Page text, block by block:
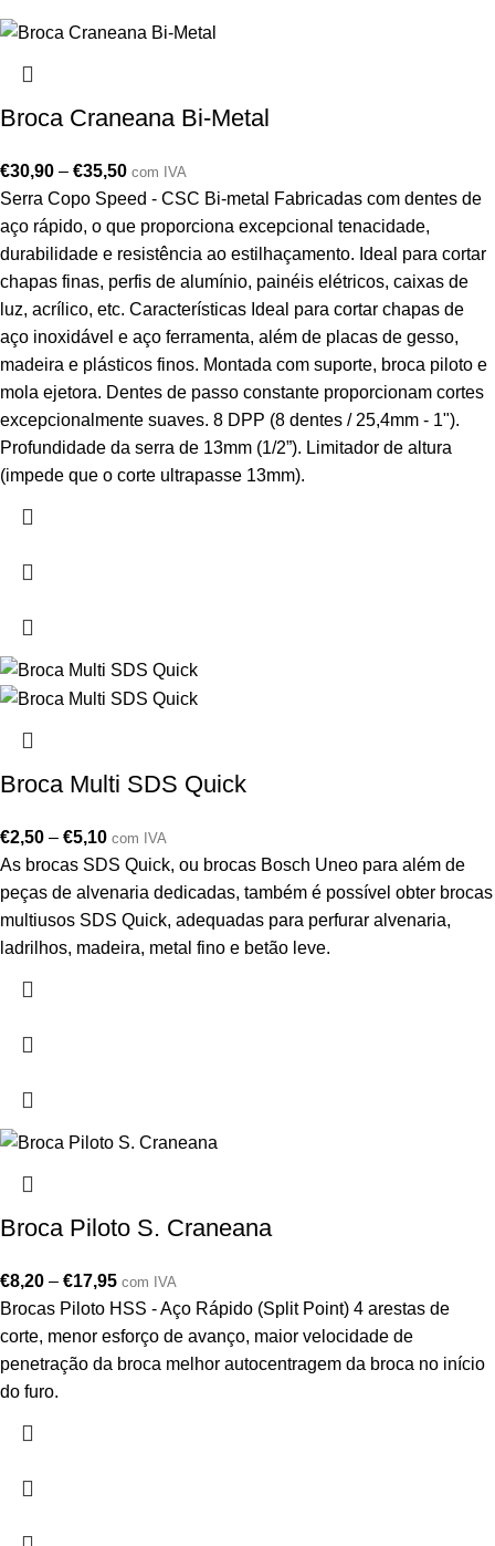
Broca Craneana Bi-Metal
€30,90 – €35,50 com IVA
Serra Copo Speed - CSC Bi-metal Fabricadas com dentes de
aço rápido, o que proporciona excepcional tenacidade,
durabilidade e resistência ao estilhaçamento. Ideal para cortar
chapas finas, perfis de alumínio, painéis elétricos, caixas de
luz, acrílico, etc. Características Ideal para cortar chapas de
aço inoxidável e aço ferramenta, além de placas de gesso,
madeira e plásticos finos. Montada com suporte, broca piloto e
mola ejetora. Dentes de passo constante proporcionam cortes
excepcionalmente suaves. 8 DPP (8 dentes / 25,4mm - 1").
Profundidade da serra de 13mm (1/2”). Limitador de altura
(impede que o corte ultrapasse 13mm).
Broca Multi SDS Quick
€2,50 – €5,10 com IVA
As brocas SDS Quick, ou brocas Bosch Uneo para além de
peças de alvenaria dedicadas, também é possível obter brocas
multiusos SDS Quick, adequadas para perfurar alvenaria,
ladrilhos, madeira, metal fino e betão leve.
Broca Piloto S. Craneana
€8,20 – €17,95 com IVA
Brocas Piloto HSS - Aço Rápido (Split Point) 4 arestas de
corte, menor esforço de avanço, maior velocidade de
penetração da broca melhor autocentragem da broca no início
do furo.